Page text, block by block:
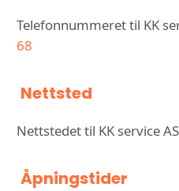
Telefonnummeret til KK
68
Nettsted
Nettstedet til KK service
Åpningstider